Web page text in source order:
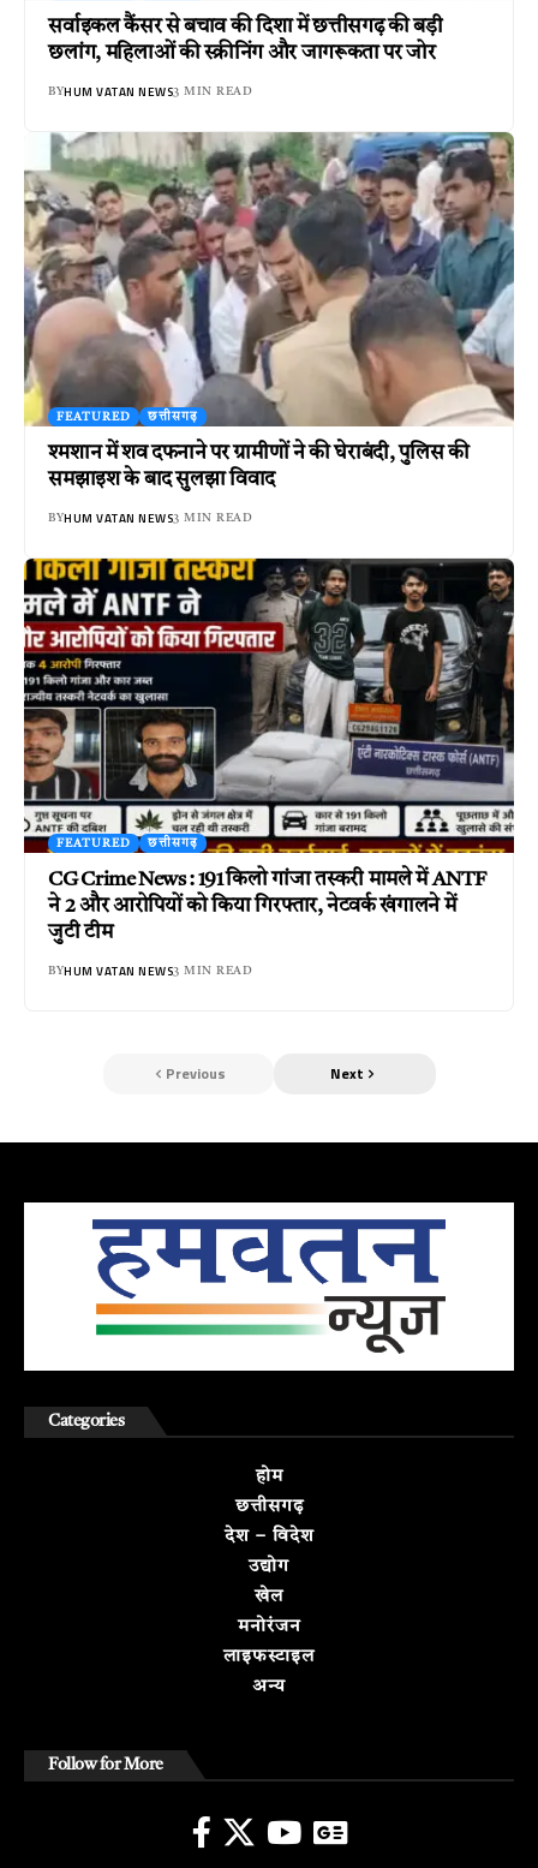
सर्वाइकल कैंसर से बचाव की दिशा में छत्तीसगढ़ की बड़ी
छलांग, महिलाओं की स्क्रीनिंग और जागरूकता पर जोर
BYHUM VATAN NEWS3 MIN READ
FEATURED छत्तीसगढ़
श्मशान में शव दफनाने पर ग्रामीणों ने की घेराबंदी, पुलिस की
समझाइश के बाद सुलझा विवाद
BYHUM VATAN NEWS3 MIN READ
FEATURED छत्तीसगढ़
CG Crime News : 191 किलो गांजा तस्करी मामले में ANTF
ने 2 और आरोपियों को किया गिरफ्तार, नेटवर्क खंगालने में
जुटी टीम
BYHUM VATAN NEWS3 MIN READ
Previous Next
Categories
होम
छत्तीसगढ़
देश – विदेश
उद्योग
खेल
मनोरंजन
लाइफस्टाइल
अन्य
Follow for More